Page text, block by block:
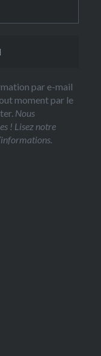
par e-mail
moment par le
Nous
! Lisez notre